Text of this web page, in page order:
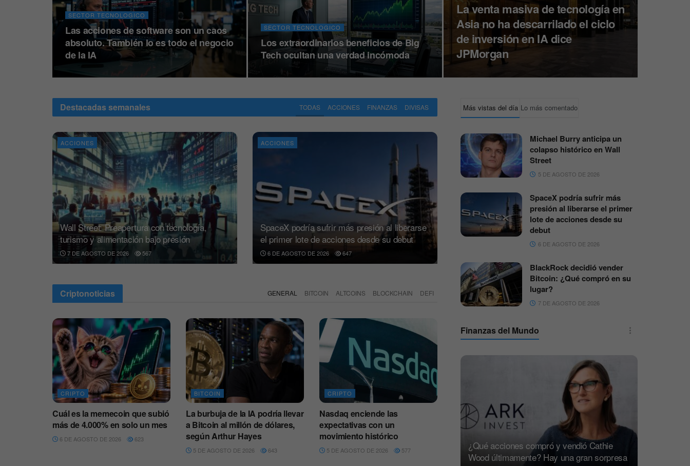
La venta masiva de tecnología en
Asia no ha descarrilado el ciclo
de inversión en IA dice
JPMorgan
SECTOR TECNOLOGICO
Las acciones de software son un caos
absoluto. También lo es todo el negocio
de la IA
SECTOR TECNOLOGICO
Los extraordinarios beneficios de Big
Tech ocultan una verdad incómoda
Destacadas semanales TODAS ACCIONES FINANZAS DIVISAS
ACCIONES
Wall Street: Preapertura con tecnología,
turismo y alimentación bajo presión
7 DE AGOSTO DE 2026 567
ACCIONES
SpaceX podría sufrir más presión al liberarse
el primer lote de acciones desde su debut
6 DE AGOSTO DE 2026 647
Criptonoticias GENERAL BITCOIN ALTCOINS BLOCKCHAIN DEFI
CRIPTO
Cuál es la memecoin que subió
más de 4.000% en solo un mes
6 DE AGOSTO DE 2026 623
BITCOIN
La burbuja de la IA podría llevar
a Bitcoin al millón de dólares,
según Arthur Hayes
5 DE AGOSTO DE 2026 643
CRIPTO
Nasdaq enciende las
expectativas con un
movimiento histórico
5 DE AGOSTO DE 2026 577
Más vistas del día Lo más comentado
Michael Burry anticipa un
colapso histórico en Wall
Street
5 DE AGOSTO DE 2026
SpaceX podría sufrir más
presión al liberarse el primer
lote de acciones desde su
debut
6 DE AGOSTO DE 2026
BlackRock decidió vender
Bitcoin: ¿Qué compró en su
lugar?
7 DE AGOSTO DE 2026
Finanzas del Mundo
¿Qué acciones compró y vendió Cathie
Wood últimamente? Hay una gran sorpresa